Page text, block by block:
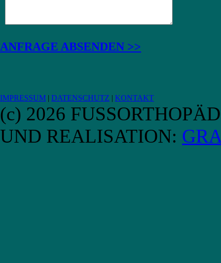
ANFRAGE ABSENDEN >>
IMPRESSUM | DATENSCHUTZ | KONTAKT
(c) 2026
UND REALISATION: